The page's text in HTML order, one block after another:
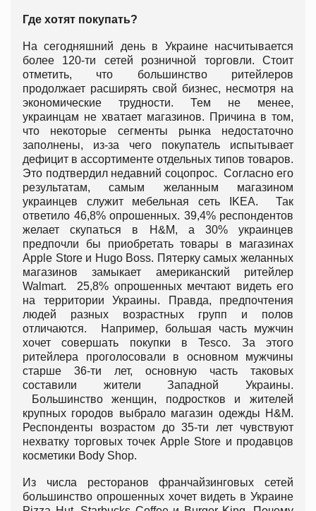
Где хотят покупать?
На сегодняшний день в Украине насчитывается
более 120-ти сетей розничной торговли. Стоит
отметить, что большинство ритейлеров
продолжает расширять свой бизнес, несмотря на
экономические трудности. Тем не менее,
украинцам не хватает магазинов. Причина в том,
что некоторые сегменты рынка недостаточно
заполнены, из-за чего покупатель испытывает
дефицит в ассортименте отдельных типов товаров.
Это подтвердил недавний соцопрос. Согласно его
результатам, самым желанным магазином
украинцев служит мебельная сеть IKEA. Так
ответило 46,8% опрошенных. 39,4% респондентов
желает скупаться в H&M, а 30% украинцев
предпочли бы приобретать товары в магазинах
Apple Store и Hugo Boss. Пятерку самых желанных
магазинов замыкает американский ритейлер
Walmart. 25,8% опрошенных мечтают видеть его
на территории Украины. Правда, предпочтения
людей разных возрастных групп и полов
отличаются. Например, большая часть мужчин
хочет совершать покупки в Tesco. За этого
ритейлера проголосовали в основном мужчины
старше 36-ти лет, основную часть таковых
составили жители Западной Украины.
Большинство женщин, подростков и жителей
крупных городов выбрало магазин одежды H&M.
Респонденты возрастом до 35-ти лет чувствуют
нехватку торговых точек Apple Store и продавцов
косметики Body Shop.
Из числа ресторанов франчайзинговых сетей
большинство опрошенных хочет видеть в Украине